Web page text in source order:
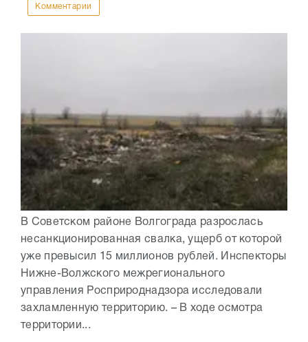
Комментарии
В Советском районе Волгограда разрослась
несанкционированная свалка, ущерб от которой
уже превысил 15 миллионов рублей. Инспекторы
Нижне-Волжского межрегионального
управления Росприроднадзора исследовали
захламленную территорию. – В ходе осмотра
территории...